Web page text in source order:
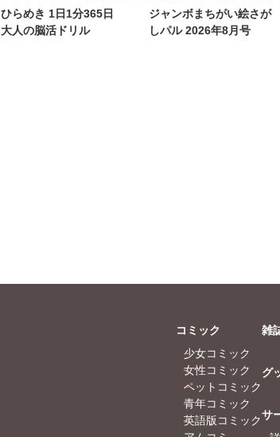
福島正則 木月けいこ
福島正則 木月けいこ
ひらめき 1日1分365日
大人の脳活ドリル
ジャンボまちがい絵さが
しパル 2026年8月号
コミック
少女コミック
女性コミック
ペットコミック
青年コミック
英語版コミック
雑
グ
サ